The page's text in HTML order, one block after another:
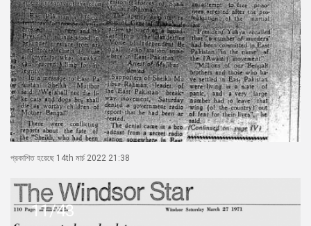
প্রকাশিত হয়েছে 14th মার্চ 2022 21:38
11/43